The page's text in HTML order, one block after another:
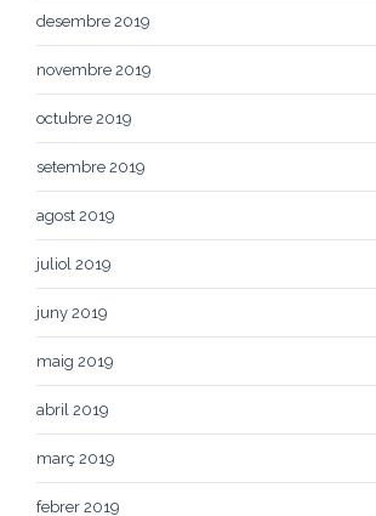
desembre 2019
novembre 2019
octubre 2019
setembre 2019
agost 2019
juliol 2019
juny 2019
maig 2019
abril 2019
març 2019
febrer 2019